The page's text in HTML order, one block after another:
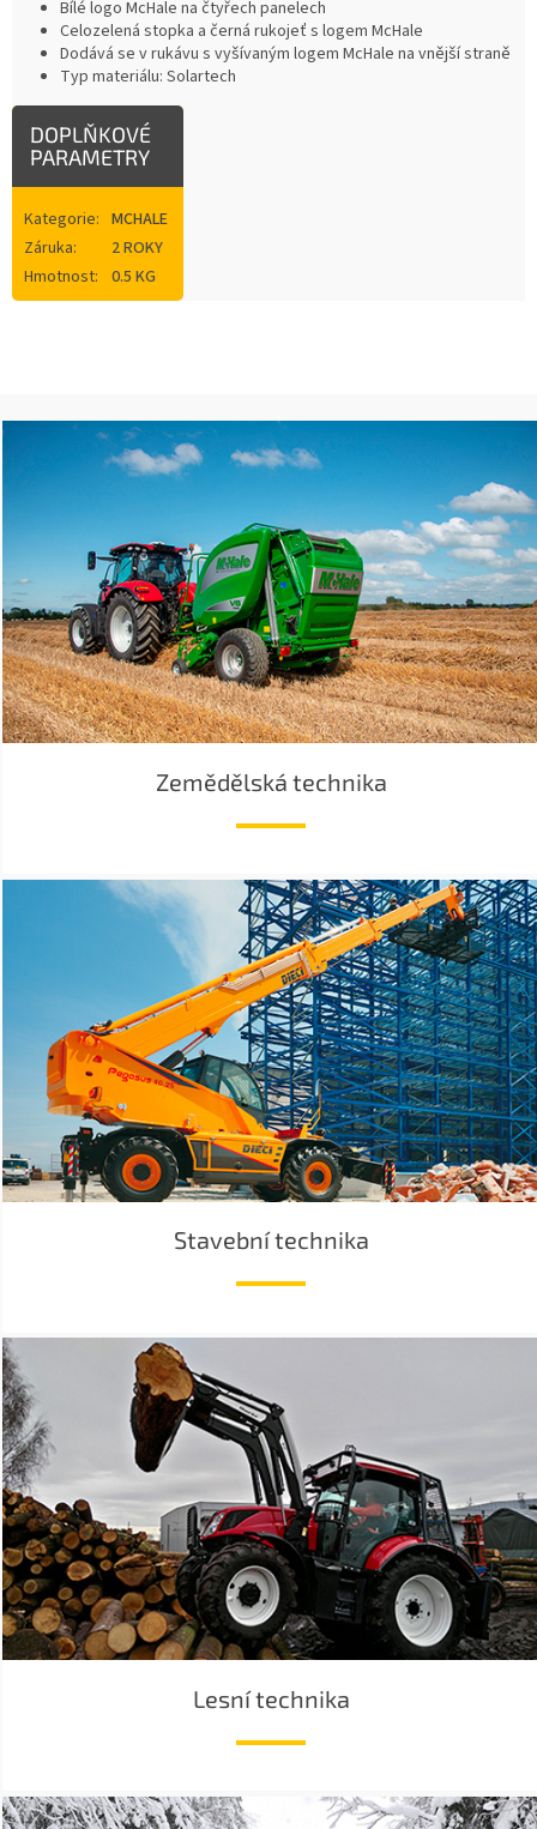
Bílé logo McHale na čtyřech panelech
Celozelená stopka a černá rukojeť s logem McHale
Dodává se v rukávu s vyšívaným logem McHale na vnější straně
Typ materiálu: Solartech
DOPLŇKOVÉ
PARAMETRY
Kategorie: MCHALE
Záruka:
2 ROKY
Hmotnost: 0.5 KG
Zemědělská technika
Stavební technika
Lesní technika